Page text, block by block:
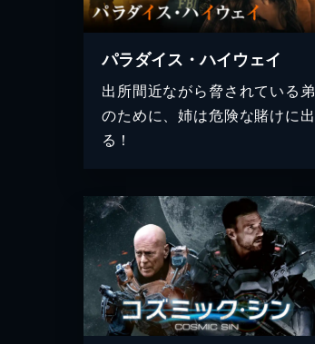
パラダイス・ハイウェイ
出所間近ながら脅されている弟
のために、姉は危険な賭けに出
る！